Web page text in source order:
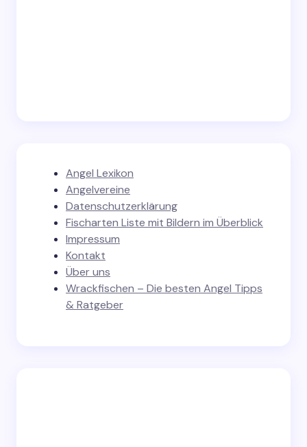
Angel Lexikon
Angelvereine
Datenschutzerklärung
Fischarten Liste mit Bildern im Überblick
Impressum
Kontakt
Über uns
Wrackfischen – Die besten Angel Tipps
& Ratgeber